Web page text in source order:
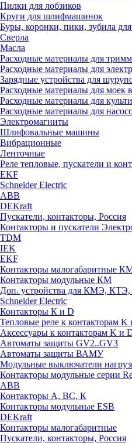
Пилки для лобзиков
Круги для шлифмашинок
Буры, коронки, пики, зубила
Сверла
Масла
Расходные материалы для
Расходные материалы для
Зарядные устройства для
Расходные материалы для моек
Расходные материалы для
Расходные материалы для
Электромагниты
Шлифовальные машины
Вибрационные
Ленточные
Реле тепловые, пускатели и
EKF
Schneider Electric
ABB
DEKraft
Пускатели, контакторы, Россия
Контакторы и пускатели
TDM
IEK
EKF
Контакторы малогабаритные
Контакторы модульные КМ
Доп. устройства для КМЭ,
Schneider Electric
Контакторы К и D
Тепловые реле к контакторам K
Аксессуары к контакторам K и
Автоматы защиты GV2..GV3
Автоматы защиты ВАМУ
Модульные выключатели
Контакторы модульные серии
ABB
Контакторы А, ВС, К
Контакторы модульные ESB
DEKraft
Контакторы малогабаритные
Пускатели, контакторы, Россия